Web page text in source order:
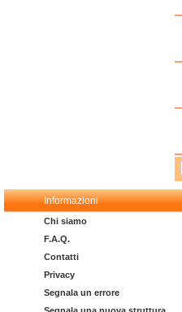
Informazioni
Chi siamo
F.A.Q.
Contatti
Privacy
Segnala un errore